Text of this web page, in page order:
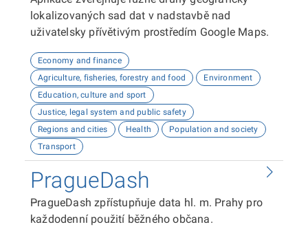
lokalizovaných sad dat v nadstavbě nad
uživatelsky přívětivým prostředím Google Maps.
Economy and finance
Agriculture, fisheries, forestry and food
Environment
Education, culture and sport
Justice, legal system and public safety
Regions and cities
Health
Population and society
Transport
PragueDash
PragueDash zpřístupňuje data hl. m. Prahy pro
každodenní použití běžného občana.